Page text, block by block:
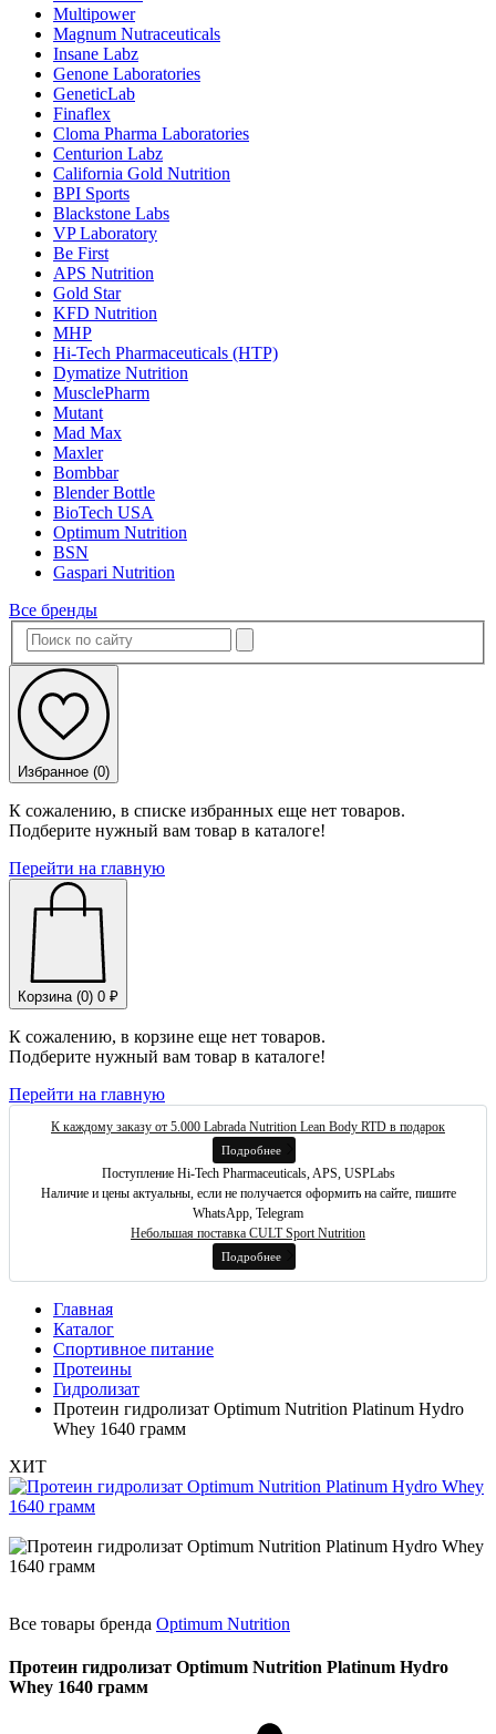
Multipower
Magnum Nutraceuticals
Insane Labz
Genone Laboratories
GeneticLab
Finaflex
Cloma Pharma Laboratories
Centurion Labz
California Gold Nutrition
BPI Sports
Blackstone Labs
VP Laboratory
Be First
APS Nutrition
Gold Star
KFD Nutrition
MHP
Hi-Tech Pharmaceuticals (HTP)
Dymatize Nutrition
MusclePharm
Mutant
Mad Max
Maxler
Bombbar
Blender Bottle
BioTech USA
Optimum Nutrition
BSN
Gaspari Nutrition
Все бренды
Избранное (0)
К сожалению, в списке избранных еще нет товаров.
Подберите нужный вам товар в каталоге!
Перейти на главную
Корзина (0) 0 ₽
К сожалению, в корзине еще нет товаров.
Подберите нужный вам товар в каталоге!
Перейти на главную
К каждому заказу от 5.000 Labrada Nutrition Lean Body RTD в подарок
Подробнее
Поступление Hi-Tech Pharmaceuticals, APS, USPLabs
Наличие и цены актуальны, если не получается оформить на сайте, пишите
WhatsApp, Telegram
Небольшая поставка CULT Sport Nutrition
Подробнее
Главная
Каталог
Спортивное питание
Протеины
Гидролизат
Протеин гидролизат Optimum Nutrition Platinum Hydro
Whey 1640 грамм
ХИТ
Все товары бренда Optimum Nutrition
Протеин гидролизат Optimum Nutrition Platinum Hydro
Whey 1640 грамм